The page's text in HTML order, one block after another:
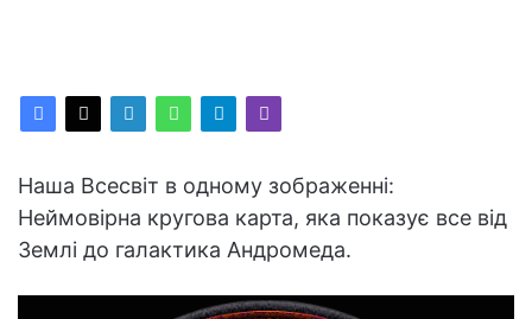
Наша Всесвіт в одному зображенні:
Неймовірна кругова карта, яка показує все від
Землі до галактика Андромеда.